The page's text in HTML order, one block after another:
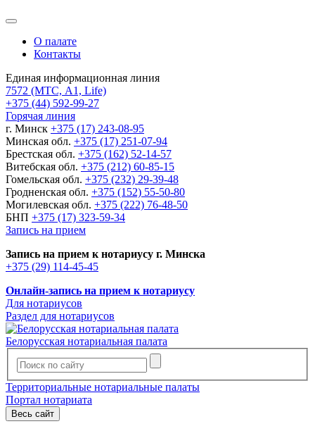
О палате
Контакты
Единая информационная линия
7572 (МТС, A1, Life)
+375 (44) 592-99-27
Горячая линия
г. Минск +375 (17) 243-08-95
Минская обл. +375 (17) 251-07-94
Брестская обл. +375 (162) 52-14-57
Витебская обл. +375 (212) 60-85-15
Гомельская обл. +375 (232) 29-39-48
Гродненская обл. +375 (152) 55-50-80
Могилевская обл. +375 (222) 76-48-50
БНП +375 (17) 323-59-34
Запись на прием
Запись на прием к нотариусу г. Минска
+375 (29) 114-45-45
Онлайн-запись на прием к нотариусу
Для нотариусов
Раздел для нотариусов
Белорусская нотариальная палата
Территориальные нотариальные палаты
Портал нотариата
Весь сайт